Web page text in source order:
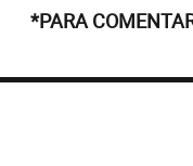
*PARA